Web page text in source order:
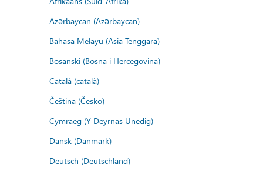
Azərbaycan (Azərbaycan)
Bahasa Melayu (Asia Tenggara)
Bosanski (Bosna i Hercegovina)
Català (català)
Čeština (Česko)
Cymraeg (Y Deyrnas Unedig)
Dansk (Danmark)
Deutsch (Deutschland)